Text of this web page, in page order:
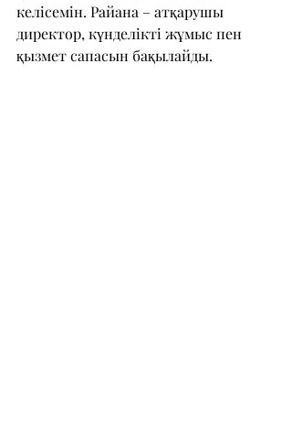
келісемін. Райана – атқарушы
директор, күнделікті жұмыс пен
қызмет сапасын бақылайды.